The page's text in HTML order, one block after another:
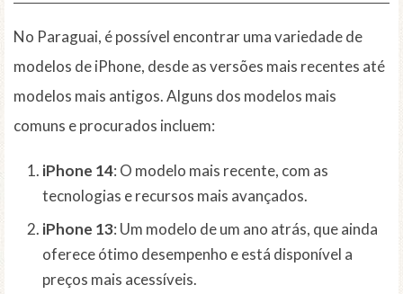
No Paraguai, é possível encontrar uma variedade de
modelos de iPhone, desde as versões mais recentes até
modelos mais antigos. Alguns dos modelos mais
comuns e procurados incluem:
iPhone 14: O modelo mais recente, com as
tecnologias e recursos mais avançados.
iPhone 13: Um modelo de um ano atrás, que ainda
oferece ótimo desempenho e está disponível a
preços mais acessíveis.